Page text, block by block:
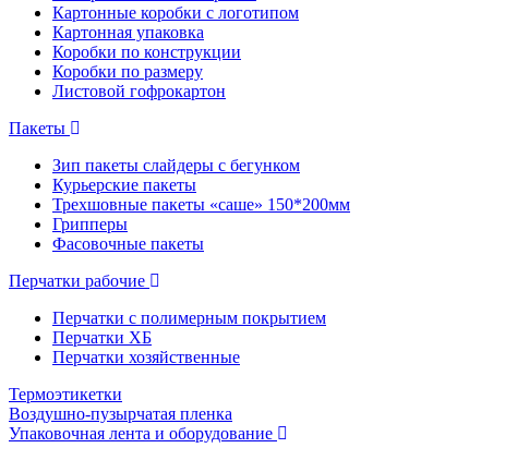
Картонные коробки с логотипом
Картонная упаковка
Коробки по конструкции
Коробки по размеру
Листовой гофрокартон
Пакеты
Зип пакеты слайдеры с бегунком
Курьерские пакеты
Трехшовные пакеты «саше» 150*200мм
Грипперы
Фасовочные пакеты
Перчатки рабочие
Перчатки с полимерным покрытием
Перчатки ХБ
Перчатки хозяйственные
Термоэтикетки
Воздушно-пузырчатая пленка
Упаковочная лента и оборудование